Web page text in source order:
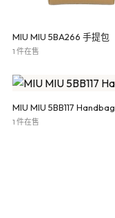
MIU MIU 5BA266 手提包
1 件在售
MIU MIU 5BB117 Handbag
1 件在售